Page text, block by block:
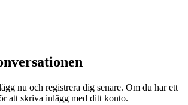
nu och registrera dig senare. Om du har ett
att skriva inlägg med ditt konto.